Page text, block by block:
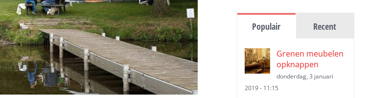
Populair Recent
Grenen meubelen
opknappen
donderdag, 3 januari
2019 - 11:15